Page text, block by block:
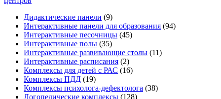
Дидактические панели (9)
Интерактивные панели для образования (94)
Интерактивные песочницы (45)
Интерактивные полы (35)
Интерактивные развивающие столы (11)
Интерактивные расписания (2)
Комплексы для детей с РАС (16)
Комплексы ПДД (19)
Комплексы психолога-дефектолога (38)
Логопедические комплексы (128)